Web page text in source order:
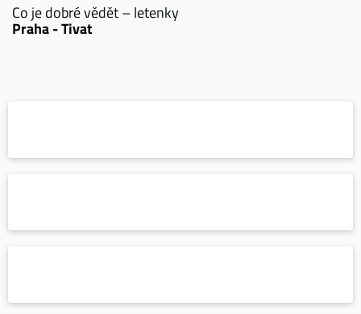
Co je dobré vědět – letenky
Praha - Tivat